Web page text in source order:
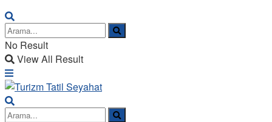
No Result
View All Result